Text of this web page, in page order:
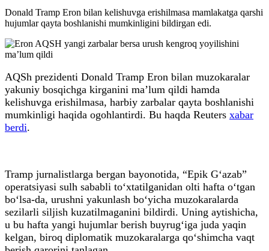
Donald Tramp Eron bilan kelishuvga erishilmasa mamlakatga qarshi
hujumlar qayta boshlanishi mumkinligini bildirgan edi.
AQSh prezidenti Donald Tramp Eron bilan muzokaralar
yakuniy bosqichga kirganini ma’lum qildi hamda
kelishuvga erishilmasa, harbiy zarbalar qayta boshlanishi
mumkinligi haqida ogohlantirdi. Bu haqda Reuters xabar
berdi.
Tramp jurnalistlarga bergan bayonotida, “Epik G‘azab”
operatsiyasi sulh sababli to‘xtatilganidan olti hafta o‘tgan
bo‘lsa-da, urushni yakunlash bo‘yicha muzokaralarda
sezilarli siljish kuzatilmaganini bildirdi. Uning aytishicha,
u bu hafta yangi hujumlar berish buyrug‘iga juda yaqin
kelgan, biroq diplomatik muzokaralarga qo‘shimcha vaqt